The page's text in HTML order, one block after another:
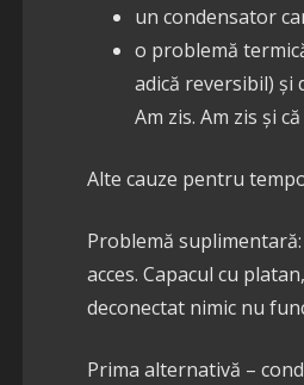
un condensator
o problemă
adică reversibil) și
Am zis. Am zis și
Alte cauze pentru
Problemă
acces. Capacul cu
deconectat nimic nu
Prima alternativă –